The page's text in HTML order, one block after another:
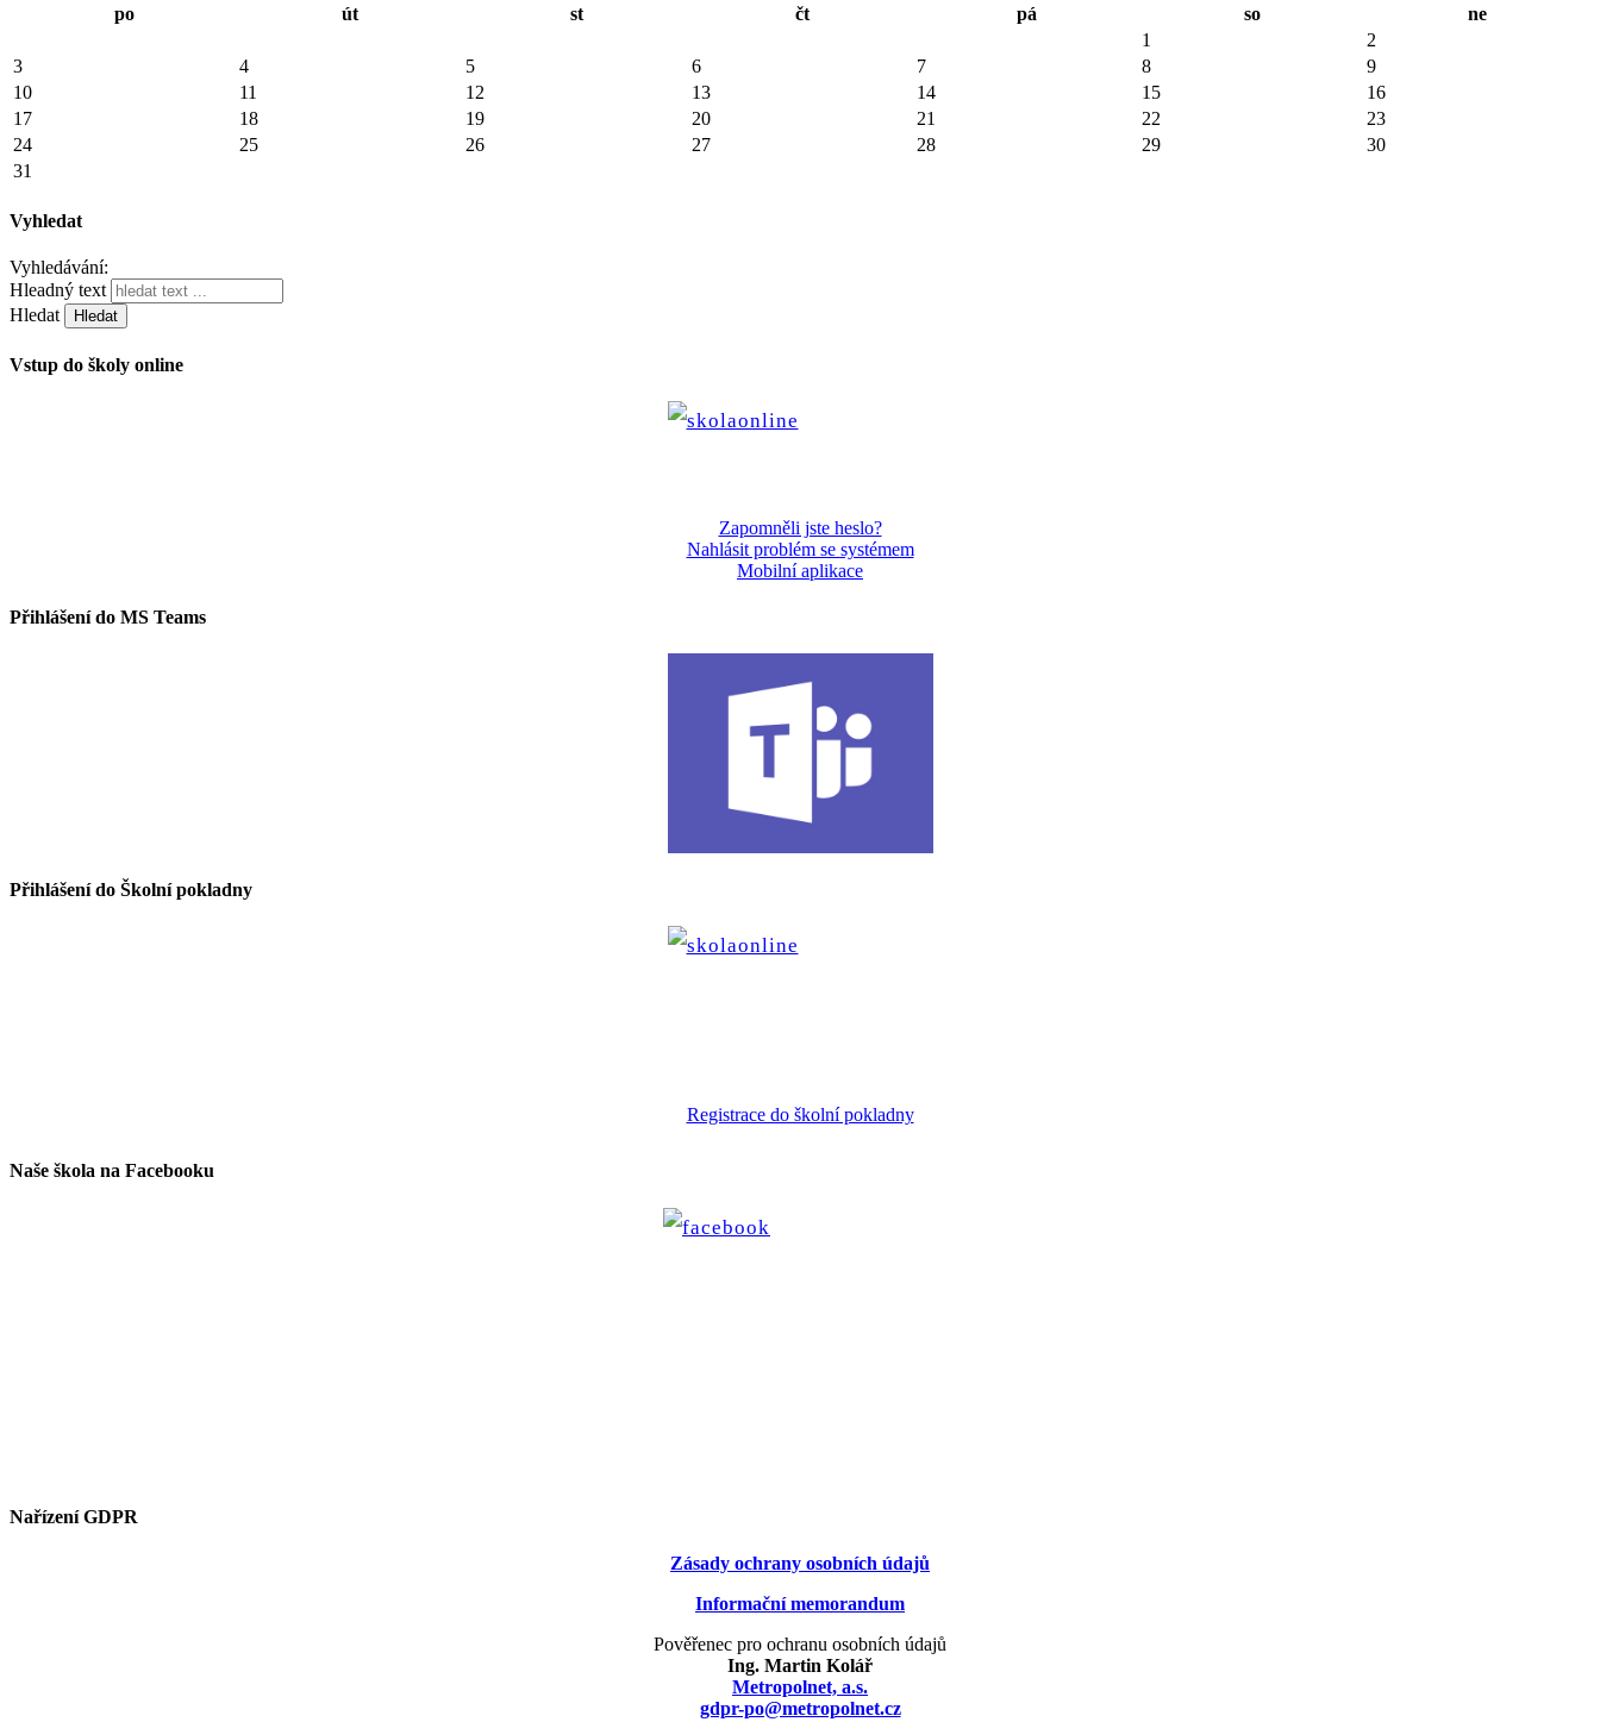
po
út st čt pá so
ne
1
2
3
4 5 6 7 8
9
10
11 12 13 14 15
16
17
18 19 20 21 22
23
24
25 26 27 28 29
30
31
Vyhledat
Vyhledávání:
Hleadný text
Hledat
Vstup do školy online
Zapomněli jste heslo?
Nahlásit problém se systémem
Mobilní aplikace
Přihlášení do MS Teams
Přihlášení do Školní pokladny
Registrace do školní pokladny
Naše škola na Facebooku
Nařízení GDPR
Zásady ochrany osobních údajů
Informační memorandum
Pověřenec pro ochranu osobních údajů
Ing. Martin Kolář
Metropolnet, a.s.
gdpr-po@metropolnet.cz